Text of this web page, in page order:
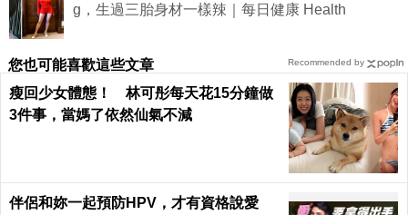
g，生過三胎身材一樣辣｜每日健康 Health
您也可能喜歡這些文章
瘦回少女體態！ 林可彤每天花15分鐘做
3件事，當媽了依然仙氣不減
伴侶和妳一起預防HPV，才有資格說愛
Recommended by